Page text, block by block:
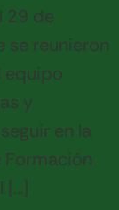
29 de
se reunieron
equipo
y
en la
[…]